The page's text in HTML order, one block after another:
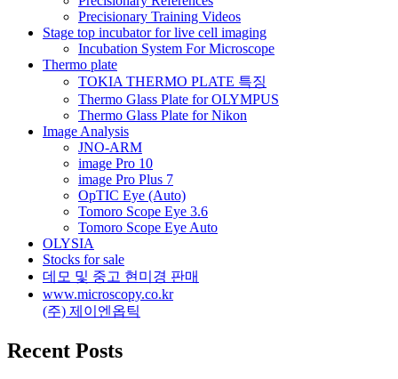
Precisionary Training Videos
Stage top incubator for live cell imaging
Incubation System For Microscope
Thermo plate
TOKIA THERMO PLATE 특징
Thermo Glass Plate for OLYMPUS
Thermo Glass Plate for Nikon
Image Analysis
JNO-ARM
image Pro 10
image Pro Plus 7
OpTIC Eye (Auto)
Tomoro Scope Eye 3.6
Tomoro Scope Eye Auto
OLYSIA
Stocks for sale
데모 및 중고 현미경 판매
www.microscopy.co.kr
(주) 제이엔옵틱
Recent Posts